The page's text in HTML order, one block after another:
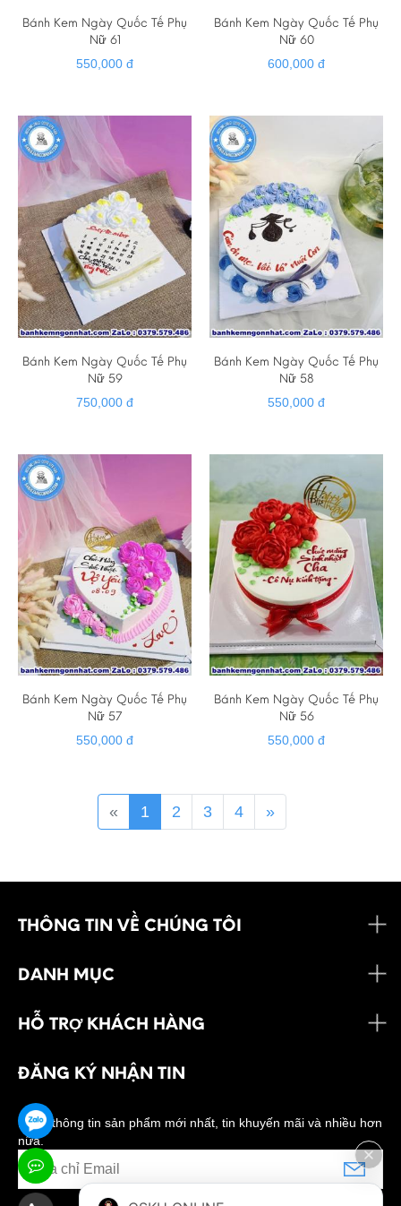
Bánh Kem Ngày Quốc Tế Phụ
Nữ 61
550,000 đ
Bánh Kem Ngày Quốc Tế Phụ
Nữ 60
600,000 đ
Bánh Kem Ngày Quốc Tế Phụ
Nữ 59
750,000 đ
Bánh Kem Ngày Quốc Tế Phụ
Nữ 58
550,000 đ
Bánh Kem Ngày Quốc Tế Phụ
Nữ 57
550,000 đ
Bánh Kem Ngày Quốc Tế Phụ
Nữ 56
550,000 đ
« 1 2 3 4 »
THÔNG TIN VỀ CHÚNG TÔI
DANH MỤC
HỖ TRỢ KHÁCH HÀNG
ĐĂNG KÝ NHẬN TIN
Nhận thông tin sản phẩm mới nhất, tin khuyến mãi và nhiều hơn
nữa.